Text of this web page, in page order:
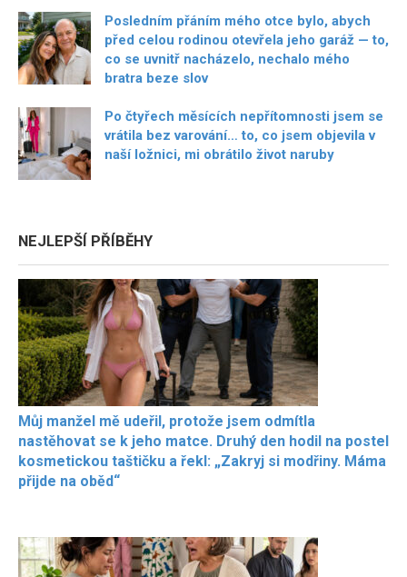
Posledním přáním mého otce bylo, abych
před celou rodinou otevřela jeho garáž — to,
co se uvnitř nacházelo, nechalo mého
bratra beze slov
Po čtyřech měsících nepřítomnosti jsem se
vrátila bez varování… to, co jsem objevila v
naší ložnici, mi obrátilo život naruby
NEJLEPŠÍ PŘÍBĚHY
Můj manžel mě udeřil, protože jsem odmítla
nastěhovat se k jeho matce. Druhý den hodil na postel
kosmetickou taštičku a řekl: „Zakryj si modřiny. Máma
přijde na oběd“